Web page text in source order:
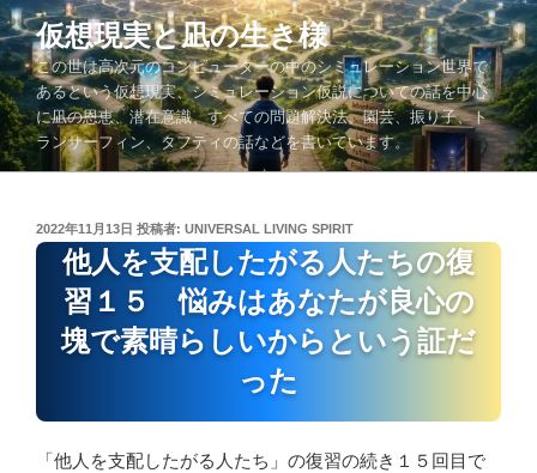
コ
ン
テ
ン
ツ
へ
仮想現実と凪の生き様
この世は高次元のコンピューターの中のシミュレーション世界で
あるという仮想現実、シミュレーション仮説についての話を中心
に凪の恩恵、潜在意識、すべての問題解決法、園芸、振り子、ト
ランサーフィン、タフティの話などを書いています。
投
稿
2022年11月13日 投稿者: UNIVERSAL LIVING SPIRIT
他人を支配したがる人たちの復
習１５ 悩みはあなたが良心の
塊で素晴らしいからという証だ
った
「他人を支配したがる人たち」の復習の続き１５回目で